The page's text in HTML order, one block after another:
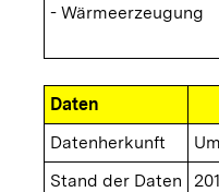
- Wärmeerzeugung
Daten
Datenherkunft
Stand der Daten